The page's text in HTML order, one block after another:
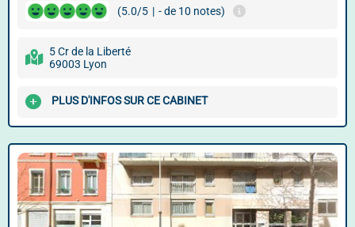
(5.0/5 | - de 10 notes)
5 Cr de la Liberté
69003 Lyon
PLUS D'INFOS SUR CE CABINET